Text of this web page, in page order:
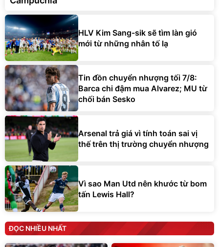
HLV Kim Sang-sik sẽ tìm làn gió
mới từ những nhân tố lạ
Tin đồn chuyển nhượng tối 7/8:
Barca chi đậm mua Alvarez; MU từ
chối bán Sesko
Arsenal trả giá vì tính toán sai vị
thế trên thị trường chuyển nhượng
Vì sao Man Utd nên khước từ bom
tấn Lewis Hall?
ĐỌC NHIỀU NHẤT